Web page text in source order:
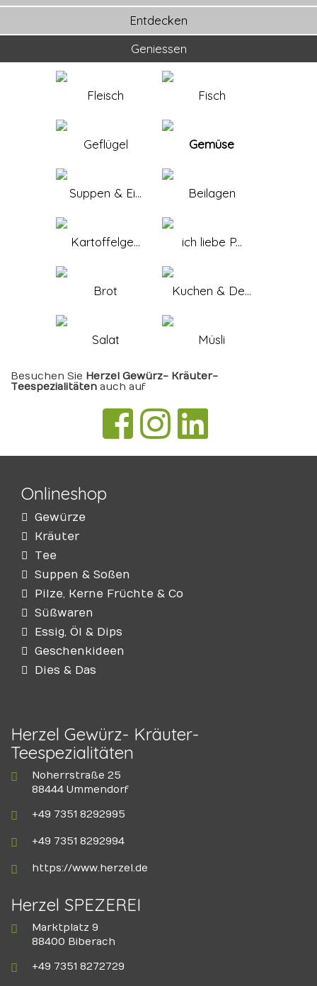
Entdecken
Geniessen
Fleisch Fisch
Geflügel Gemüse
Suppen & Ei... Beilagen
Kartoffelge... ich liebe P...
Brot Kuchen & De...
Salat Müsli
Besuchen Sie Herzel Gewürz- Kräuter-
Teespezialitäten auch auf
Onlineshop
Gewürze
Kräuter
Tee
Suppen & Soßen
Pilze, Kerne Früchte & Co
Süßwaren
Essig, Öl & Dips
Geschenkideen
Dies & Das
Herzel Gewürz- Kräuter-
Teespezialitäten
Noherrstraße 25
88444 Ummendorf
+49 7351 8292995
+49 7351 8292994
https://www.herzel.de
Herzel SPEZEREI
Marktplatz 9
88400 Biberach
+49 7351 8272729